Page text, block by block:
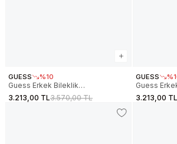
GUESS %10
Guess Erkek Bileklik
JGUJUMB04462JWBKBBS
3.213,00 TL3.570,00 TL
GUESS
Guess
3.213,00 TL